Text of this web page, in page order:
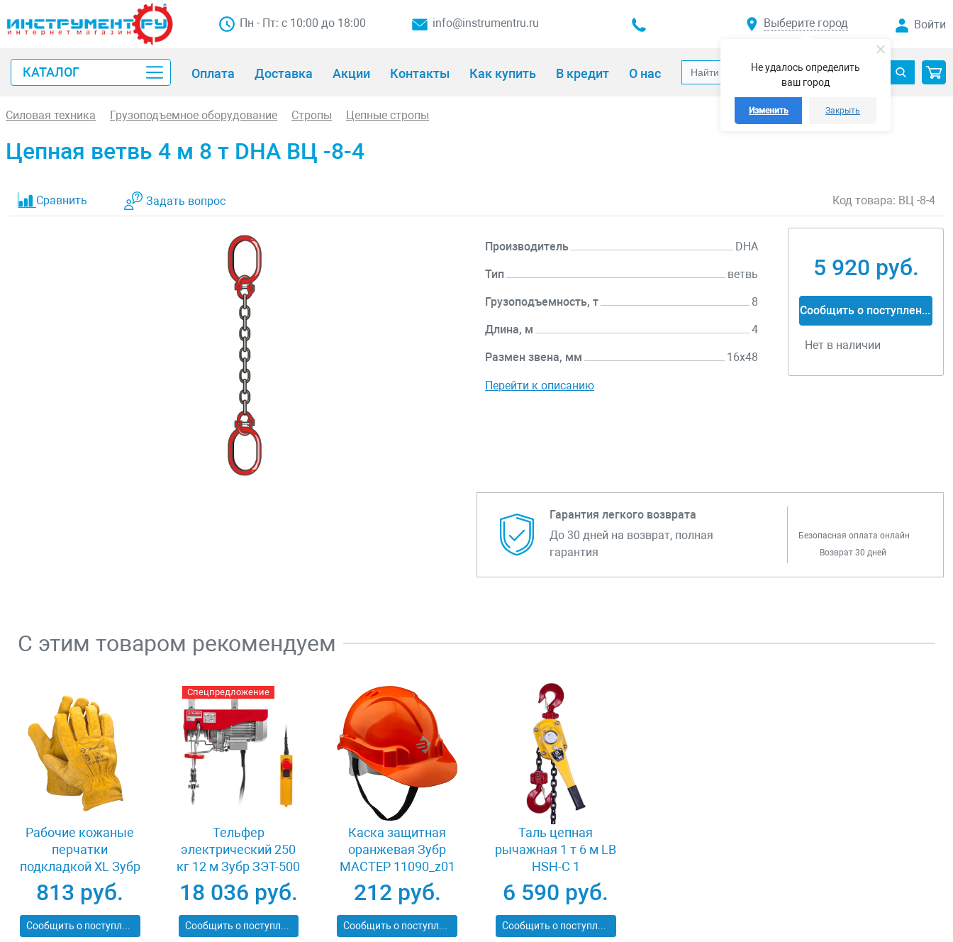
Не удалось определить
ваш город
Изменить Закрыть
Пн - Пт: с 10:00 до 18:00 info@instrumentru.ru Выберите город Войти
КАТАЛОГ Оплата Доставка Акции Контакты Как купить В кредит О нас
Силовая техника Грузоподъемное оборудование Стропы Цепные стропы
Цепная ветвь 4 м 8 т DHA ВЦ -8-4
Сравнить Задать вопрос Код товара: ВЦ -8-4
Производитель DHA
Тип ветвь
Грузоподъемность, т 8
Длина, м 4
Размен звена, мм 16х48
Перейти к описанию
5 920 руб.
Сообщить о поступлении
Нет в наличии
Гарантия легкого возврата
До 30 дней на возврат, полная
гарантия
Безопасная оплата онлайн
Возврат 30 дней
С этим товаром рекомендуем
Рабочие кожаные
перчатки
подкладкой XL Зубр
МАСТЕР 1135-XL
813 руб.
Сообщить о поступлении
Спецпредложение
Тельфер
электрический 250
кг 12 м Зубр ЗЭТ-500
18 036 руб.
Сообщить о поступлении
Каска защитная
оранжевая Зубр
МАСТЕР 11090_z01
212 руб.
Сообщить о поступлении
Таль цепная
рычажная 1 т 6 м LB
HSH-C 1
6 590 руб.
Сообщить о поступлении